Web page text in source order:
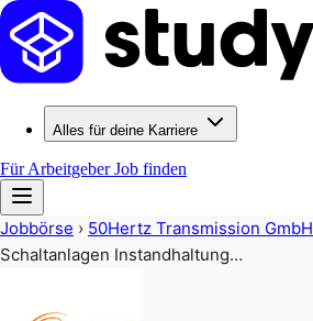
Alles für deine Karriere
Für ArbeitgeberJob finden
Jobbörse › 50Hertz Transmission GmbH
Schaltanlagen Instandhaltung…